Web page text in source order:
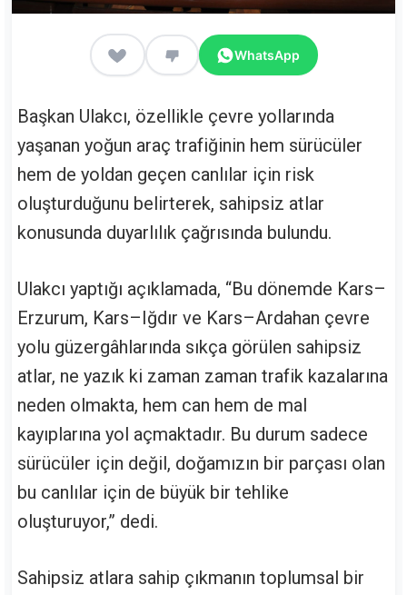
WhatsApp
Başkan Ulakcı, özellikle çevre yollarında
yaşanan yoğun araç trafiğinin hem sürücüler
hem de yoldan geçen canlılar için risk
oluşturduğunu belirterek, sahipsiz atlar
konusunda duyarlılık çağrısında bulundu.
Ulakcı yaptığı açıklamada, “Bu dönemde Kars–
Erzurum, Kars–Iğdır ve Kars–Ardahan çevre
yolu güzergâhlarında sıkça görülen sahipsiz
atlar, ne yazık ki zaman zaman trafik kazalarına
neden olmakta, hem can hem de mal
kayıplarına yol açmaktadır. Bu durum sadece
sürücüler için değil, doğamızın bir parçası olan
bu canlılar için de büyük bir tehlike
oluşturuyor,” dedi.
Sahipsiz atlara sahip çıkmanın toplumsal bir